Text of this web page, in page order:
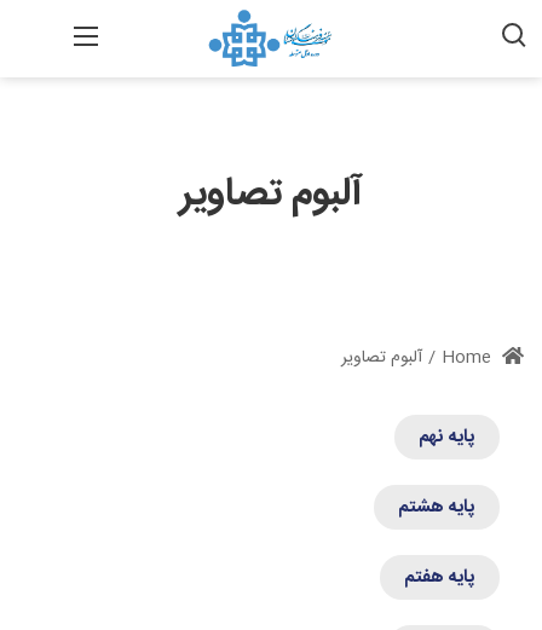
آلبوم تصاویر
/ آلبوم تصاویر
پایه نهم
پایه هشتم
پایه هفتم